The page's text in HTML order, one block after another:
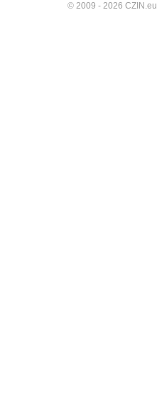
© 2009 - 2026 CZIN.eu